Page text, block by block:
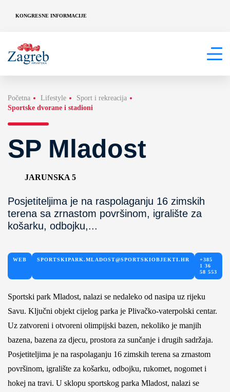
KONGRESNE INFORMACIJE
Početna Lifestyle
Sport i rekreacija
Sportske dvorane i stadioni
SP Mladost
JARUNSKA 5
Posjetiteljima je na raspolaganju 16 zimskih
terena sa zrnastom površinom, igralište za
košarku, odbojku,...
WEB SPORTSKIPARK.MLADOST@SPORTSKIOBJEKTI.HR
+385
1 36
58 553
Sportski park Mladost, nalazi se nedaleko od nasipa uz rijeku
Savu. Ključni objekt cijelog parka je Plivačko-vaterpolski centar.
Uz zatvoreni i otvoreni olimpijski bazen, nekoliko je manjih
bazena, bazena za djecu, prostora za sunčanje i drugih sadržaja.
Posjetiteljima je na raspolaganju 16 zimskih terena sa zrnastom
površinom, igralište za košarku, odbojku, rukomet, nogomet i
hokej na travi. U sklopu sportskog parka Mladost, nalazi se